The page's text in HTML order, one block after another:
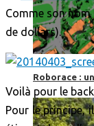
Roborace :
Comme son nom
de dollars).
Voilà pour le
Pour le principe,